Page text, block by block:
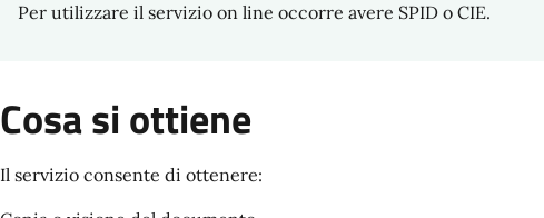
Per utilizzare il servizio on line occorre avere SPID o CIE.
Cosa si ottiene
Il servizio consente di ottenere: